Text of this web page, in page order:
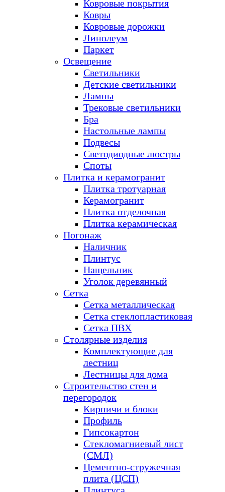
Ковровые покрытия
Ковры
Ковровые дорожки
Линолеум
Паркет
Освещение
Светильники
Детские светильники
Лампы
Трековые светильники
Бра
Настольные лампы
Подвесы
Светодиодные люстры
Споты
Плитка и керамогранит
Плитка тротуарная
Керамогранит
Плитка отделочная
Плитка керамическая
Погонаж
Наличник
Плинтус
Нащельник
Уголок деревянный
Сетка
Сетка металлическая
Сетка стеклопластиковая
Сетка ПВХ
Столярные изделия
Комплектующие для
лестниц
Лестницы для дома
Строительство стен и
перегородок
Кирпичи и блоки
Профиль
Гипсокартон
Стекломагниевый лист
(СМЛ)
Цементно-стружечная
плита (ЦСП)